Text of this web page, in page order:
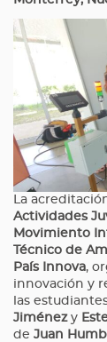
La
Actividades
Movimiento
Técnico de
País Innova,
innovación y
las
Jiménezy
de Juan